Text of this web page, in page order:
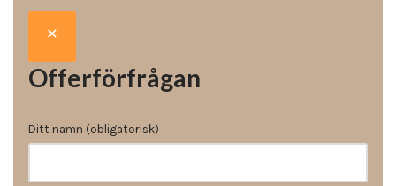
Offerförfrågan
Ditt namn (obligatorisk)